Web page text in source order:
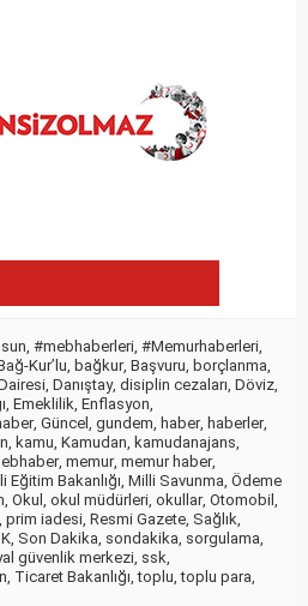
#mebhaberleri #Memurhaberleri
Kur’lu bağkur, Başvuru borçlanma
Danıştay, disiplin cezaları Döviz
Emeklilik Enflasyon
, Güncel gundem haber, haberler,
kamu Kamudan kamudanajans
, memur, memur haber,
Eğitim Bakanlığı Milli Savunma Ödeme
Okul okul müdürleri okullar, Otomobil
prim iadesi Resmi Gazete Sağlık
Son Dakika sondakika sorgulama
güvenlik merkezi ssk
Ticaret Bakanlığı ,toplu ,toplu para